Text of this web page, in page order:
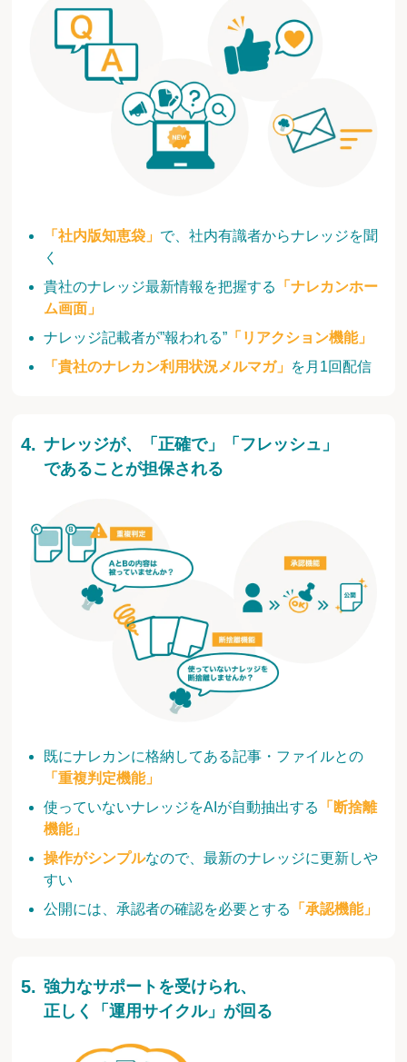
「社内版知恵袋」 で、社内有識者からナレッジを聞
く
貴社のナレッジ最新情報を把握する
「ナレカンホー
ム画面」
ナレッジ記載者が”報われる” 「リアクション機能」
「貴社のナレカン利用状況メルマガ」 を月1回配信
既にナレカンに格納してある記事・ファイルとの
「重複判定機能」
使っていないナレッジをAIが自動抽出する
「断捨離
機能」
操作がシンプルなので、最新のナレッジに更新しや
すい
公開には、承認者の確認を必要とする
「承認機能」
ナレッジが、「正確で」「フレッシュ」
であることが担保される
強力なサポートを受けられ、
正しく「運用サイクル」が回る